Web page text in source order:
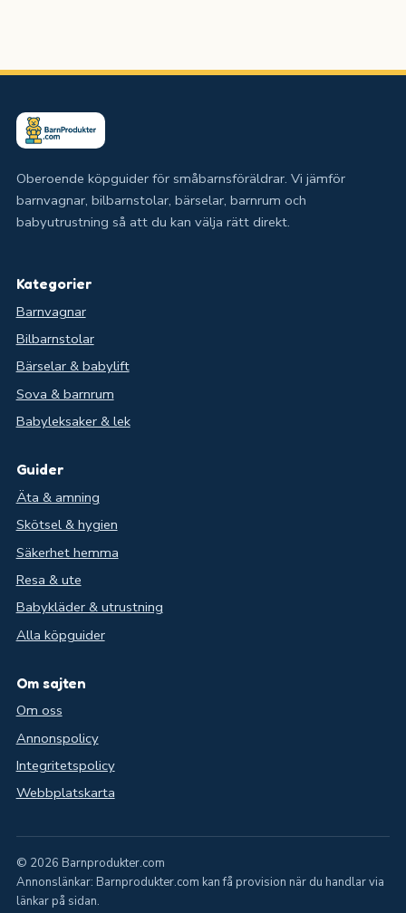
Oberoende köpguider för småbarnsföräldrar. Vi jämför
barnvagnar, bilbarnstolar, bärselar, barnrum och
babyutrustning så att du kan välja rätt direkt.
Kategorier
Barnvagnar
Bilbarnstolar
Bärselar & babylift
Sova & barnrum
Babyleksaker & lek
Guider
Äta & amning
Skötsel & hygien
Säkerhet hemma
Resa & ute
Babykläder & utrustning
Alla köpguider
Om sajten
Om oss
Annonspolicy
Integritetspolicy
Webbplatskarta
© 2026 Barnprodukter.com
Annonslänkar: Barnprodukter.com kan få provision när du handlar via
länkar på sidan.